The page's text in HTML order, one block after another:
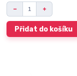
Přidat do košíku